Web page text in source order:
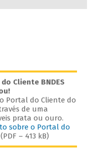
Cliente BNDES
Portal do Cliente do
de uma
prata ou ouro.
sobre o Portal do
– 413 kB)